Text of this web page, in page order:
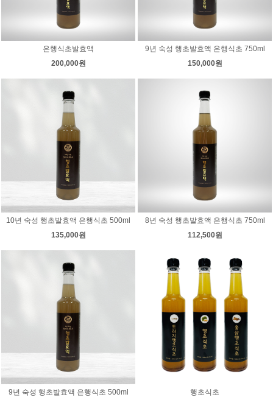
은행식초발효액
200,000원
9년 숙성 행초발효액 은행식초 750ml
150,000원
10년 숙성 행초발효액 은행식초 500ml
135,000원
8년 숙성 행초발효액 은행식초 750ml
112,500원
9년 숙성 행초발효액 은행식초 500ml
행초식초